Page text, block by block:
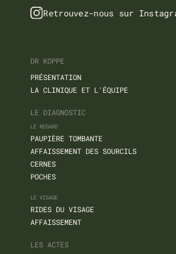
Retrouvez-nous sur
DR KOPPE
PRÉSENTATION
LA CLINIQUE ET L'ÉQUIPE
LE DIAGNOSTIC
LE REGARD
PAUPIÈRE TOMBANTE
AFFAISSEMENT DES SOURCILS
CERNES
POCHES
LE VISAGE
RIDES DU VISAGE
AFFAISSEMENT
LES ACTES